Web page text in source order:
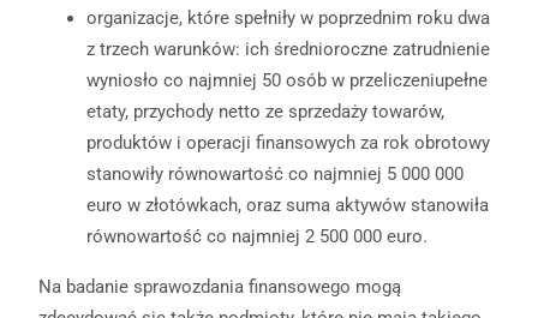
organizacje, które spełniły w poprzednim roku dwa
z trzech warunków: ich średnioroczne zatrudnienie
wyniosło co najmniej 50 osób w przeliczeniupełne
etaty, przychody netto ze sprzedaży towarów,
produktów i operacji finansowych za rok obrotowy
stanowiły równowartość co najmniej 5 000 000
euro w złotówkach, oraz suma aktywów stanowiła
równowartość co najmniej 2 500 000 euro.
Na badanie sprawozdania finansowego mogą